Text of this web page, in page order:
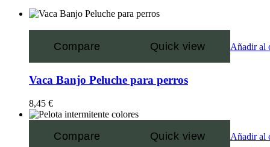
Compare Quick view Añadir al
Vaca Banjo Peluche para perros
8,45 €
Compare Quick view Añadir al